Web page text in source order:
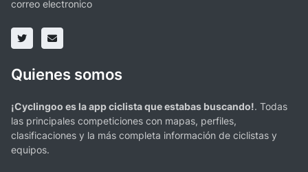
correo electronico
Quienes somos
¡Cyclingoo es la app ciclista que estabas buscando!. Todas
las principales competiciones con mapas, perfiles,
clasificaciones y la más completa información de ciclistas y
equipos.